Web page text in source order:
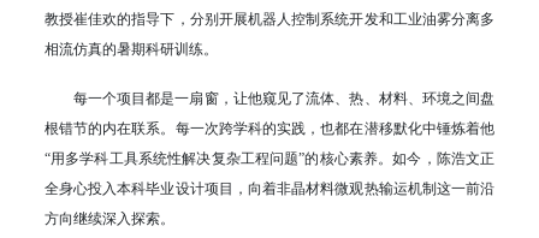
教授崔佳欢的指导下，分别开展机器人控制系统开发和工业油雾分离多
相流仿真的暑期科研训练。
每一个项目都是一扇窗，让他窥见了流体、热、材料、环境之间盘
根错节的内在联系。每一次跨学科的实践，也都在潜移默化中锤炼着他
“用多学科工具系统性解决复杂工程问题”的核心素养。如今，陈浩文正
全身心投入本科毕业设计项目，向着非晶材料微观热输运机制这一前沿
方向继续深入探索。